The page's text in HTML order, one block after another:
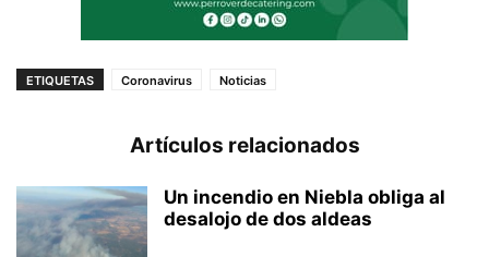
ETIQUETAS Coronavirus Noticias
Artículos relacionados
Un incendio en Niebla obliga al
desalojo de dos aldeas